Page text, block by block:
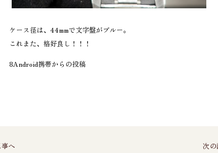
ケース径は、44mmで文字盤がブルー。
これまた、格好良し！！！
8Android携帯からの投稿
へ 次